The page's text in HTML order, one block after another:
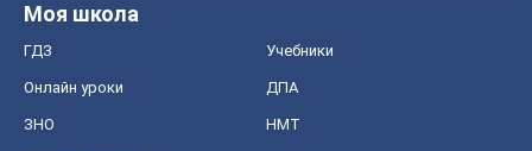
Моя школа
ГДЗ Учебники
Онлайн уроки ДПА
ЗНО НМТ